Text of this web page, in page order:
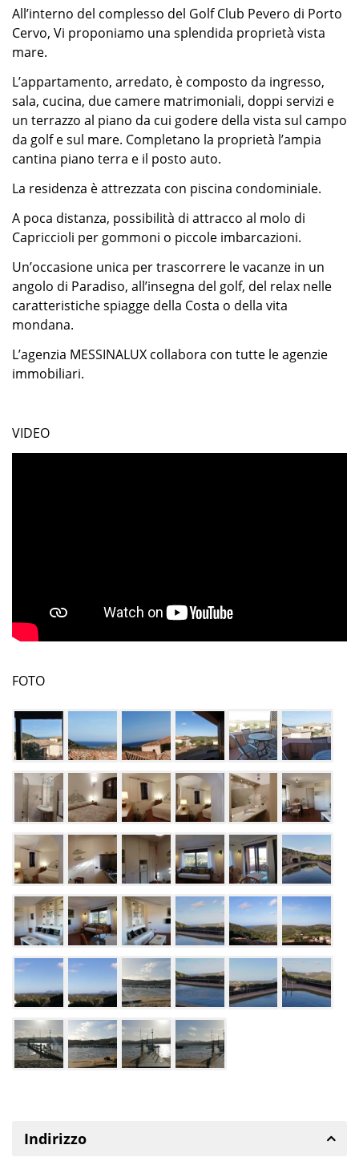
All’interno del complesso del Golf Club Pevero di Porto
Cervo, Vi proponiamo una splendida proprietà vista
mare.
L’appartamento, arredato, è composto da ingresso,
sala, cucina, due camere matrimoniali, doppi servizi e
un terrazzo al piano da cui godere della vista sul campo
da golf e sul mare. Completano la proprietà l’ampia
cantina piano terra e il posto auto.
La residenza è attrezzata con piscina condominiale.
A poca distanza, possibilità di attracco al molo di
Capriccioli per gommoni o piccole imbarcazioni.
Un’occasione unica per trascorrere le vacanze in un
angolo di Paradiso, all’insegna del golf, del relax nelle
caratteristiche spiagge della Costa o della vita
mondana.
L’agenzia MESSINALUX collabora con tutte le agenzie
immobiliari.
VIDEO
FOTO
Indirizzo